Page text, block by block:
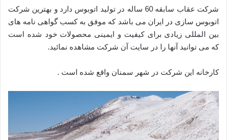
شرکت عقاب سابقه 60 ساله در تولید اتوبوس دارد و بهترین شرکت
اتوبوس سازی در ایران می باشد که موفق به کسب گواهی نامه های
بین المللی زیادی برای کیفیت و ایمینی محصولات خود شده است
که می توانید آنها را در سایت آن شرکت مشاهده نمائید.
کارخانه این شرکت در شهر سمنان واقع شده است .